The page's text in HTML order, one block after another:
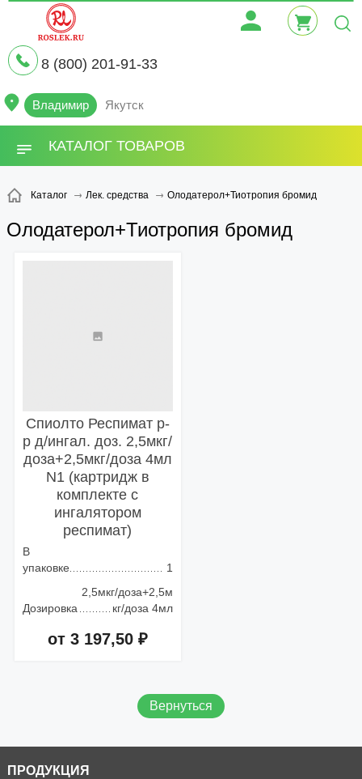
8 (800) 201-91-33
Владимир Якутск
КАТАЛОГ ТОВАРОВ
Каталог Лек. средства Олодатерол+Тиотропия бромид
Олодатерол+Тиотропия бромид
Спиолто Респимат р-
р д/ингал. доз. 2,5мкг/
доза+2,5мкг/доза 4мл
N1 (картридж в
комплекте с
ингалятором
респимат)
В
упаковке
1
Дозировка
2,5мкг/доза+2,5м
кг/доза 4мл
от 3 197,50 ₽
Вернуться
ПРОДУКЦИЯ